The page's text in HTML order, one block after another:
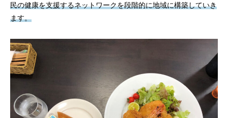
民の健康を支援するネットワークを段階的に地域に構築していき
ます。